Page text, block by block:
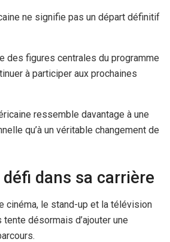
ne signifie pas un départ définitif
des figures centrales du programme
à participer aux prochaines
ressemble davantage à une
qu’à un véritable changement de
dans sa carrière
cinéma, le stand-up et la télévision
désormais d’ajouter une